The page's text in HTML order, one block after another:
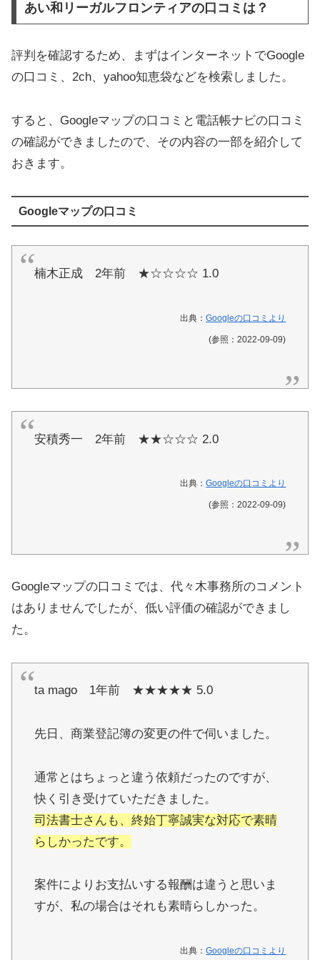
あい和リーガルフロンティアの口コミは？
評判を確認するため、まずはインターネットでGoogle
の口コミ、2ch、yahoo知恵袋などを検索しました。
すると、Googleマップの口コミと電話帳ナビの口コミ
の確認ができましたので、その内容の一部を紹介して
おきます。
Googleマップの口コミ
楠木正成 2年前 ★☆☆☆☆ 1.0
出典：Googleの口コミより
(参照：2022-09-09)
安積秀一 2年前 ★★☆☆☆ 2.0
出典：Googleの口コミより
(参照：2022-09-09)
Googleマップの口コミでは、代々木事務所のコメント
はありませんでしたが、低い評価の確認ができまし
た。
ta mago 1年前 ★★★★★ 5.0
先日、商業登記簿の変更の件で伺いました。
通常とはちょっと違う依頼だったのですが、
快く引き受けていただきました。
司法書士さんも、終始丁寧誠実な対応で素晴
らしかったです。
案件によりお支払いする報酬は違うと思いま
すが、私の場合はそれも素晴らしかった。
出典：Googleの口コミより